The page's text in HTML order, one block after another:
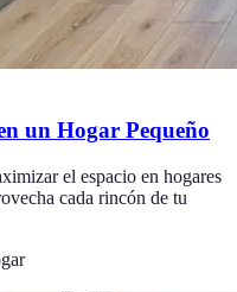
un Hogar Pequeño
el espacio en hogares
cada rincón de tu